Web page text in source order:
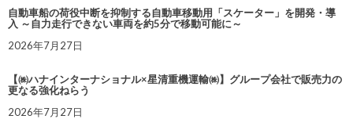
自動車船の荷役中断を抑制する自動車移動用「スケーター」を開発・導
入 ～自力走行できない車両を約5分で移動可能に～
2026年7月27日
【㈱ハナインターナショナル×星清重機運輸㈱】グループ会社で販売力の
更なる強化ねらう
2026年7月27日